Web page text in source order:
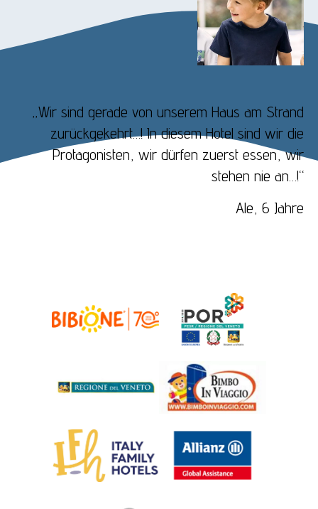
„Wir sind gerade von unserem Haus am Strand
zurückgekehrt…! In diesem Hotel sind wir die
Protagonisten, wir dürfen zuerst essen, wir
stehen nie an…!“
Ale, 6 Jahre